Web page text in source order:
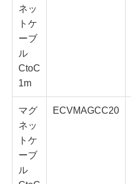
ネッ
トケ
ーブ
ル
CtoC
1m
マグ
ネッ
トケ
ーブ
ル
ECVMAGCC20